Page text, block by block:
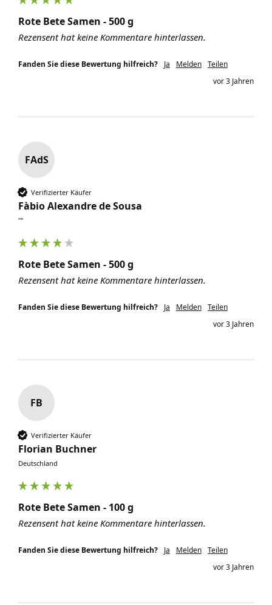
Rote Bete Samen - 500 g
Rezensent hat keine Kommentare hinterlassen.
Fanden Sie diese Bewertung hilfreich? Ja Melden Teilen
vor 3 Jahren
FAdS
Verifizierter Käufer
Fàbio Alexandre de Sousa
""
Rote Bete Samen - 500 g
Rezensent hat keine Kommentare hinterlassen.
Fanden Sie diese Bewertung hilfreich? Ja Melden Teilen
vor 3 Jahren
FB
Verifizierter Käufer
Florian Buchner
Deutschland
Rote Bete Samen - 100 g
Rezensent hat keine Kommentare hinterlassen.
Fanden Sie diese Bewertung hilfreich? Ja Melden Teilen
vor 3 Jahren